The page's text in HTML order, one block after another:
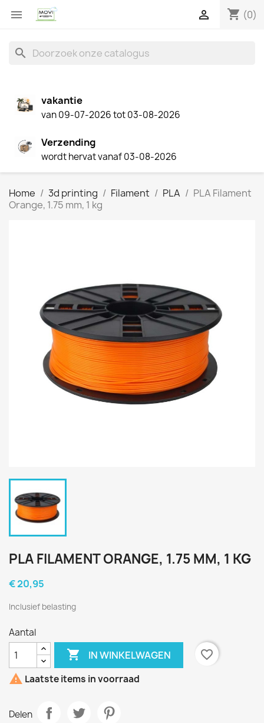
 shopping_cart (0)

search
vakantie
van 09-07-2026 tot 03-08-2026
Verzending
wordt hervat vanaf 03-08-2026
Home 3d printing Filament PLA
PLA Filament
Orange, 1.75 mm, 1 kg
PLA FILAMENT ORANGE, 1.75 MM, 1 KG
€ 20,95
Inclusief belasting
Aantal
 IN WINKELWAGEN
favorite_border
 Laatste items in voorraad
Delen